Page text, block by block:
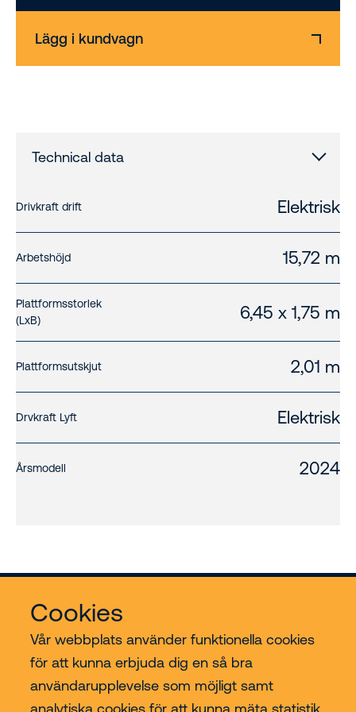
Cookies
Vår webbplats använder funktionella cookies
för att kunna erbjuda dig en så bra
användarupplevelse som möjligt samt
analytiska cookies för att kunna mäta statistik.
Lägg i kundvagn
Technical data
Drivkraft drift Elektrisk
Arbetshöjd 15,72 m
Plattformsstorlek
(LxB)
6,45 x 1,75 m
Plattformsutskjut 2,01 m
Drvkraft Lyft Elektrisk
Årsmodell 2024
Riwal